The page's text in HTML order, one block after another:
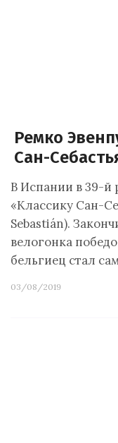
Ремко
Сан-
В Испании в 39-й
«Классику Сан-
Sebastián).
велогонка
бельгиец стал
03/08/2019